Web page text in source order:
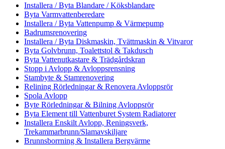
Installera / Byta Blandare / Köksblandare
Byta Varmvattenberedare
Installera / Byta Vattenpump & Värmepump
Badrumsrenovering
Installera / Byta Diskmaskin, Tvättmaskin & Vitvaror
Byta Golvbrunn, Toalettstol & Takdusch
Byta Vattenutkastare & Trädgårdskran
Stopp i Avlopp & Avloppsrensning
Stambyte & Stamrenovering
Relining Rörledningar & Renovera Avloppsrör
Spola Avlopp
Byte Rörledningar & Bilning Avloppsrör
Byta Element till Vattenburet System Radiatorer
Installera Enskilt Avlopp, Reningsverk,
Trekammarbrunn/Slamavskiljare
Brunnsborrning & Installera Bergvärme